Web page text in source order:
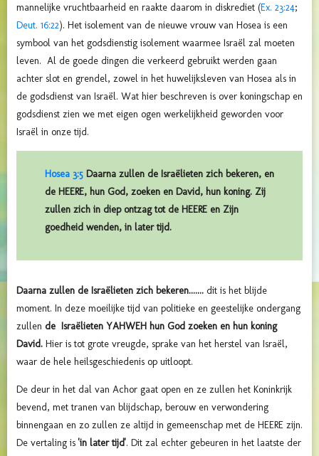
mannelijke vruchtbaarheid en raakte daarom in diskrediet (Ex. 23:24;
Deut. 16:22). Het isolement van de nieuwe vrouw van Hosea is een
symbool van het godsdienstig isolement waarmee Israël zal moeten
leven. Al de goede dingen die verkeerd gebruikt werden gaan
achter slot en grendel, zowel in het huwelijksleven van Hosea als in
de godsdienst van Israël. Wat hier beschreven is over koningschap en
godsdienst zien we met eigen ogen werkelijkheid geworden voor
Israël in onze tijd.
Hosea 3:5 Daarna zullen de Israëlieten zich bekeren, en
de HEERE, hun God, zoeken en David, hun koning. Zij
zullen zich in diep ontzag tot de HEERE en Zijn
goedheid wenden, in later tijd.
Daarna zullen de Israëlieten zich bekeren....... dit is het blijde
moment. In deze moeilijke tijd van politieke en geestelijke ondergang
zullen de Israëlieten YAHWEH hun God zoeken en hun koning
David. Hier is tot grote vreugde, sprake van het herstel van Israël,
waar de hele heilsgeschiedenis op uitloopt.
De deur in het dal van Achor gaat open en ze zullen het Koninkrijk
bevend, met tranen van blijdschap, berouw en verwondering
binnengaan en zo zullen ze altijd in gemeenschap met de HEERE zijn.
De vertaling is 'in later tijd'. Dit zal echter gebeuren in het laatste der